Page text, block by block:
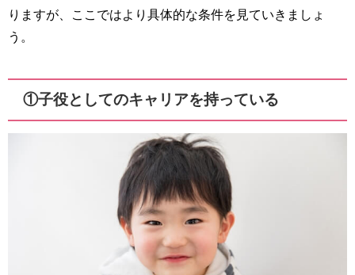
りますが、ここではより具体的な条件を見ていきましょ
う。
①子役としてのキャリアを持っている